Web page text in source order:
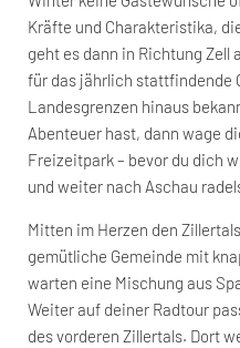
Kräfte und Charakteristika,
geht es dann in Richtung Zell
für das jährlich stattfindende
Landesgrenzen hinaus
Abenteuer hast, dann wage
Freizeitpark – bevor du dich
und weiter nach Aschau
Mitten im Herzen den
gemütliche Gemeinde mit
warten eine Mischung aus
Weiter auf deiner Radtour
des vorderen Zillertals. Dort